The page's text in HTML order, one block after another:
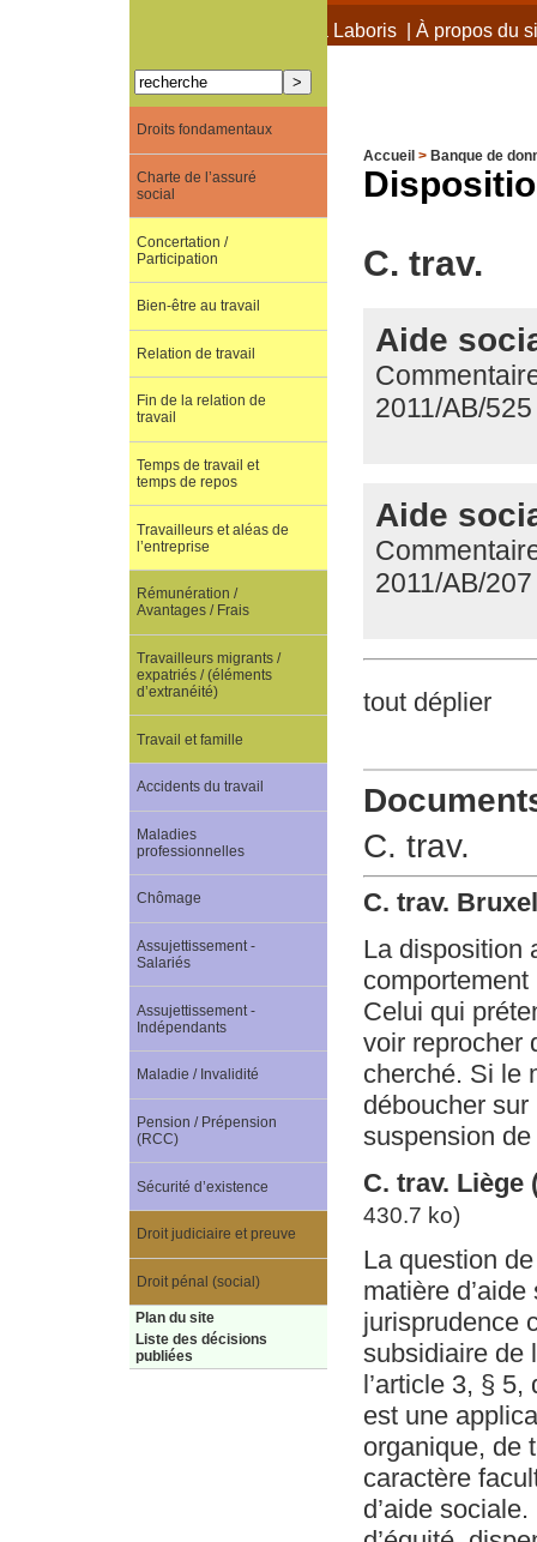
À propos de Terra Laboris| À propos du
Accueil > Banque de
C. trav.
Aide
2011/AB/525
Aide
2011/AB/207
tout déplier
C. trav.
C. trav.
La disposition
comportement
Celui qui
voir reprocher
cherché. Si le
déboucher sur
suspension
C. trav. Liège
430.7 ko)
La question
matière
jurisprudence
subsidiaire de
l’article 3, §
est une
organique, de
caractère
d’aide
Droits fondamentaux
Charte de l’assuré
social
Concertation /
Participation
Bien-être au travail
Relation de travail
Fin de la relation de
travail
Temps de travail et
temps de repos
Travailleurs et aléas de
l’entreprise
Rémunération /
Avantages / Frais
Travailleurs migrants /
expatriés / (éléments
d’extranéité)
Travail et famille
Accidents du travail
Maladies
professionnelles
Chômage
Assujettissement -
Salariés
Assujettissement -
Indépendants
Maladie / Invalidité
Pension / Prépension
(RCC)
Sécurité d’existence
Droit judiciaire et preuve
Droit pénal (social)
Plan du site
Liste des décisions
publiées